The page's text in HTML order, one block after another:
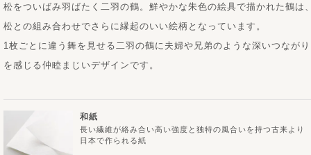
和紙
長い繊維が絡み合い高い強度と独特の風合いを持つ古来より
日本で作られる紙
松をついばみ羽ばたく二羽の鶴。鮮やかな朱色の絵具で描かれた鶴は
松との組み合わせでさらに縁起のいい絵柄となっています。
1枚ごとに違う舞を見せる二羽の鶴に夫婦や兄弟のような深いつながり
を感じる仲睦まじいデザインです。